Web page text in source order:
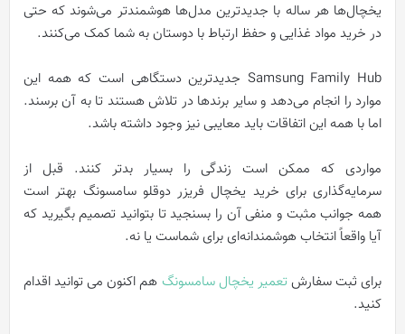
یخچال‌ها هر ساله با جدیدترین مدل‌ها هوشمندتر می‌شوند که حتی
در خرید مواد غذایی و حفظ ارتباط با دوستان به شما کمک می‌کنند.
Samsung Family Hub جدیدترین دستگاهی است که همه این
موارد را انجام می‌دهد و سایر برندها در تلاش هستند تا به آن برسند.
اما با همه این اتفاقات باید معایبی نیز وجود داشته باشد.
مواردی که ممکن است زندگی را بسیار بدتر کنند. قبل از
سرمایه‌گذاری برای خرید یخچال فریزر دوقلو سامسونگ بهتر است
همه جوانب مثبت و منفی آن را بسنجید تا بتوانید تصمیم بگیرید که
آیا واقعاً انتخاب هوشمندانه‌ای برای شماست یا نه.
برای ثبت سفارشتعمیر یخچال سامسونگ هم اکنون می توانید اقدام
کنید.